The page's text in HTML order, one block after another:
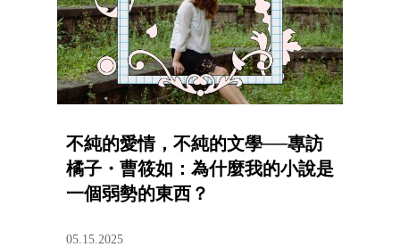
不純的愛情，不純的文學──專訪
橘子・曹筱如：為什麼我的小說是
一個弱勢的東西？
05.15.2025